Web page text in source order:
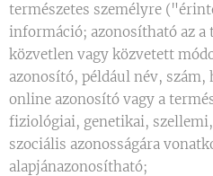
természetes személyre
információ; azonosítható az a
közvetlen vagy közvetett
azonosító, például név, szám,
online azonosító vagy a
fiziológiai, genetikai,
szociális azonosságára
alapjánazonosítható;